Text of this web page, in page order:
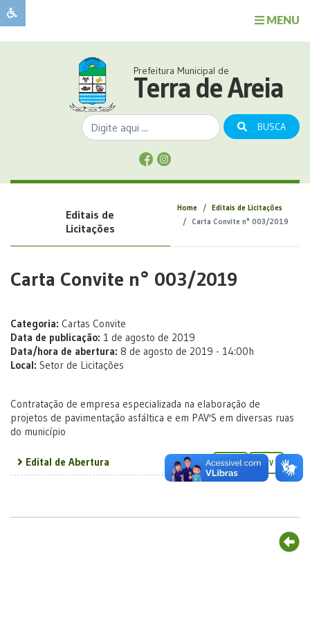
MENU
Sobre
Sobre
Prefeitura Municipal de
Terra de Areia
BUSCA
Editais de
Licitações
Home
Editais de Licitações
Carta Convite n° 003/2019
Carta Convite n° 003/2019
Categoria: Cartas Convite
Data de publicação: 1 de agosto de 2019
Data/hora de abertura: 8 de agosto de 2019 - 14:00h
Local: Setor de Licitações
Contratação de empresa especializada na elaboração de
projetos de pavimentação asfáltica e em PAV'S em diversas ruas
do município
Edital de Abertura TXT CSV